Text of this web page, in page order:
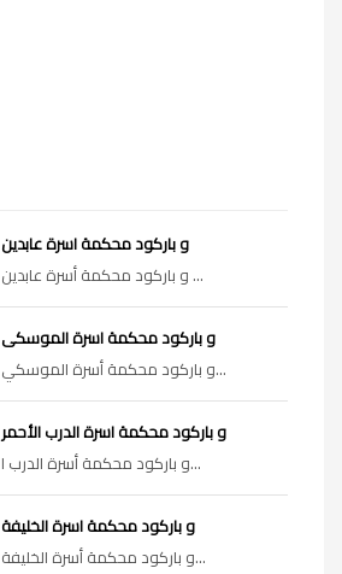
أجندة جلسات qr code و باركود محكمة اسرة عابدين
أجندة جلسات qr code و باركود محكمة أسرة عابدين ...
أجندة جلسات qr code و باركود محكمة اسرة الموسكى
أجندة جلسات qr code و باركود محكمة أسرة الموسكي...
أجندة جلسات qr code و باركود محكمة اسرة الدرب الأحمر
أجندة جلسات qr code و باركود محكمة أسرة الدرب ا...
أجندة جلسات qr code و باركود محكمة اسرة الخليفة
أجندة جلسات qr code و باركود محكمة أسرة الخليفة...